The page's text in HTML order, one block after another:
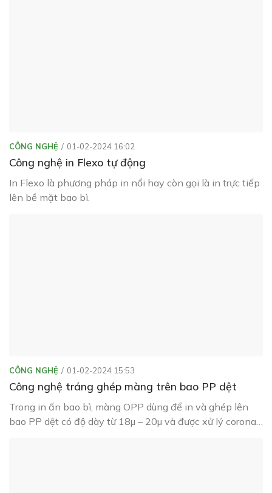
CÔNG NGHỆ 01-02-2024 16:02
Công nghệ in Flexo tự động
In Flexo là phương pháp in nổi hay còn gọi là in trực tiếp
lên bề mặt bao bì.
CÔNG NGHỆ 01-02-2024 15:53
Công nghệ tráng ghép màng trên bao PP dệt
Trong in ấn bao bì, màng OPP dùng để in và ghép lên
bao PP dệt có độ dày từ 18µ – 20µ và được xử lý corona